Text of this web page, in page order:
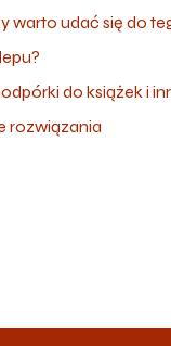
warto udać się do
do książek i
rozwiązania